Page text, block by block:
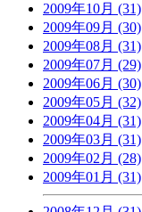
2009年10月 (31)
2009年09月 (30)
2009年08月 (31)
2009年07月 (29)
2009年06月 (30)
2009年05月 (32)
2009年04月 (31)
2009年03月 (31)
2009年02月 (28)
2009年01月 (31)